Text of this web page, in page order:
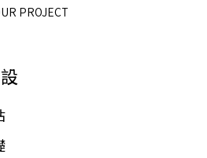
PROJECT